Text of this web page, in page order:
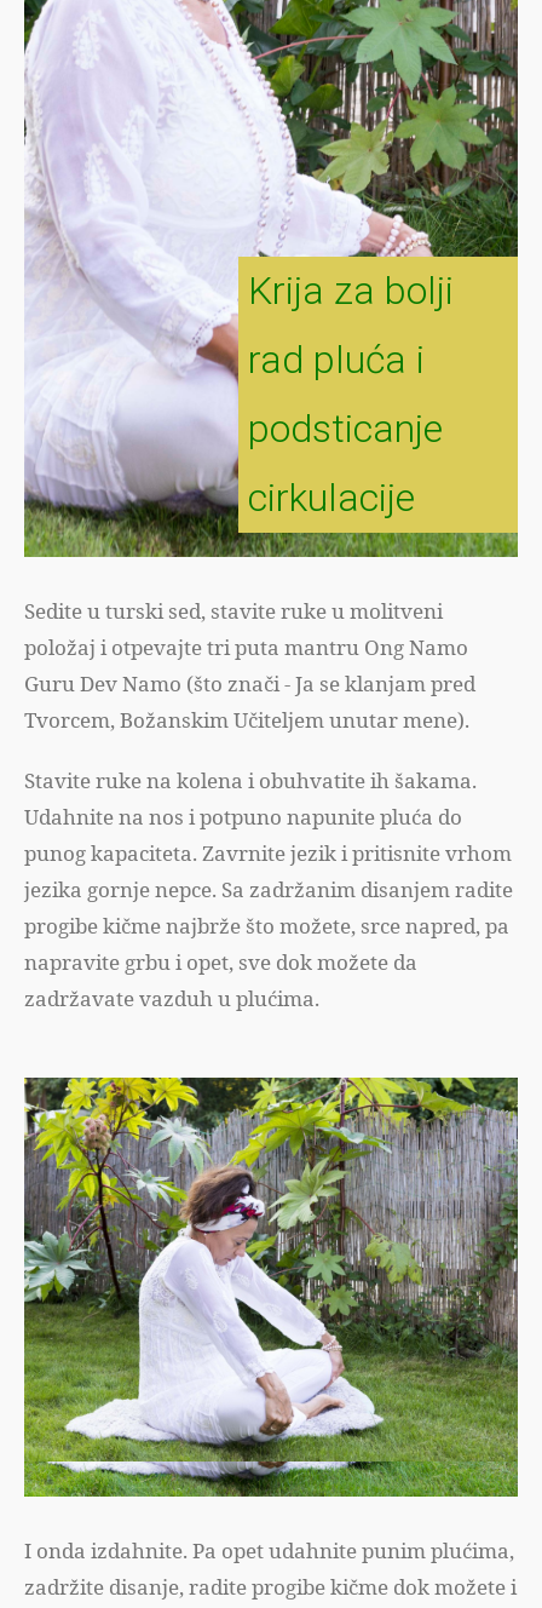
Krija za bolji
rad pluća i
podsticanje
cirkulacije
Sedite u turski sed, stavite ruke u molitveni
položaj i otpevajte tri puta mantru Ong Namo
Guru Dev Namo (što znači - Ja se klanjam pred
Tvorcem, Božanskim Učiteljem unutar mene).
Stavite ruke na kolena i obuhvatite ih šakama.
Udahnite na nos i potpuno napunite pluća do
punog kapaciteta. Zavrnite jezik i pritisnite vrhom
jezika gornje nepce. Sa zadržanim disanjem radite
progibe kičme najbrže što možete, srce napred, pa
napravite grbu i opet, sve dok možete da
zadržavate vazduh u plućima.
I onda izdahnite. Pa opet udahnite punim plućima,
zadržite disanje, radite progibe kičme dok možete i